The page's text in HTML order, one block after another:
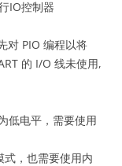
IO控制器
对 PIO 编程以将
的 I/O 线未使用,
低电平，需要使用
，也需要使用内